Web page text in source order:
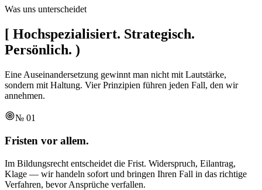
Was uns unterscheidet
[ Hochspezialisiert. Strategisch.
Persönlich. )
Eine Auseinandersetzung gewinnt man nicht mit Lautstärke,
sondern mit Haltung. Vier Prinzipien führen jeden Fall, den wir
annehmen.
№ 01
Fristen vor allem.
Im Bildungsrecht entscheidet die Frist. Widerspruch, Eilantrag,
Klage — wir handeln sofort und bringen Ihren Fall in das richtige
Verfahren, bevor Ansprüche verfallen.